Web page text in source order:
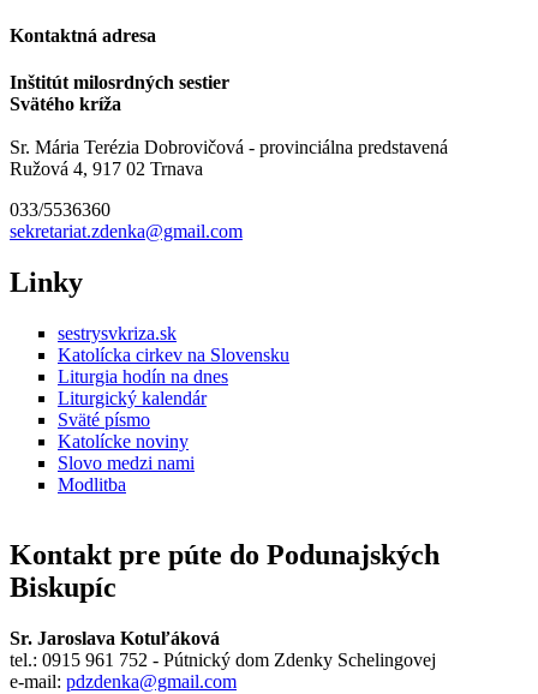
Kontaktná adresa
Inštitút milosrdných sestier
Svätého kríža
Sr. Mária Terézia Dobrovičová - provinciálna predstavená
Ružová 4, 917 02 Trnava
033/5536360
sekretariat.zdenka@gmail.com
Linky
sestrysvkriza.sk
Katolícka cirkev na Slovensku
Liturgia hodín na dnes
Liturgický kalendár
Sväté písmo
Katolícke noviny
Slovo medzi nami
Modlitba
Kontakt pre púte do Podunajských
Biskupíc
Sr. Jaroslava Kotuľáková
tel.: 0915 961 752 - Pútnický dom Zdenky Schelingovej
e-mail: pdzdenka@gmail.com